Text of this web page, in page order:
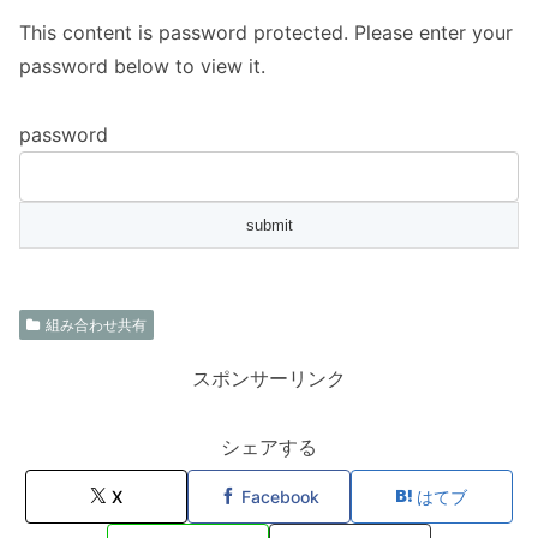
This content is password protected. Please enter your
password below to view it.
password
組み合わせ共有
スポンサーリンク
シェアする
X Facebook はてブ